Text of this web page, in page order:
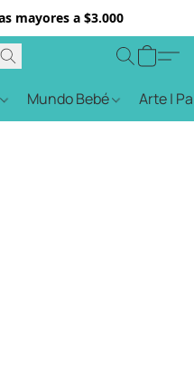
mayores a $3.000
Mundo Bebé Arte |